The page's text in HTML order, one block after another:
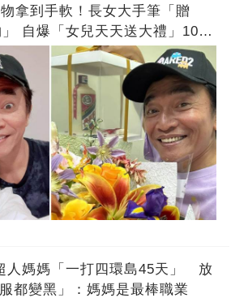
拿到手軟！長女大手筆「贈
自爆「女兒天天送大禮」10年
人媽媽「一打四環島45天」 放
都變黑」：媽媽是最棒職業